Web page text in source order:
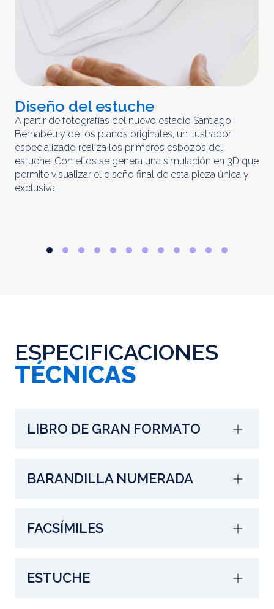
Diseño del estuche
A partir de fotografías del nuevo estadio Santiago
Bernabéu y de los planos originales, un ilustrador
especializado realiza los primeros esbozos del
estuche. Con ellos se genera una simulación en 3D que
permite visualizar el diseño final de esta pieza única y
exclusiva
ESPECIFICACIONES
TÉCNICAS
LIBRO DE GRAN FORMATO
BARANDILLA NUMERADA
FACSÍMILES
ESTUCHE